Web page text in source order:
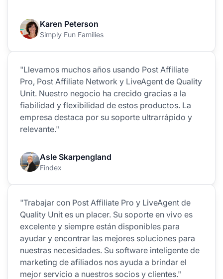
Karen Peterson
Simply Fun Families
"Llevamos muchos años usando Post Affiliate
Pro, Post Affiliate Network y LiveAgent de Quality
Unit. Nuestro negocio ha crecido gracias a la
fiabilidad y flexibilidad de estos productos. La
empresa destaca por su soporte ultrarrápido y
relevante."
Asle Skarpengland
Findex
"Trabajar con Post Affiliate Pro y LiveAgent de
Quality Unit es un placer. Su soporte en vivo es
excelente y siempre están disponibles para
ayudar y encontrar las mejores soluciones para
nuestras necesidades. Su software inteligente de
marketing de afiliados nos ayuda a brindar el
mejor servicio a nuestros socios y clientes."